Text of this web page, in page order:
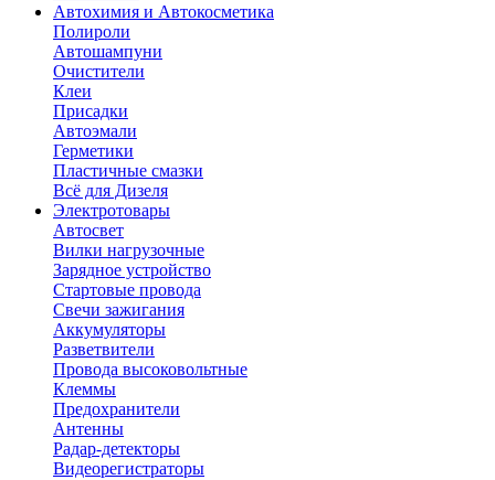
Автохимия и Автокосметика
Полироли
Автошампуни
Очистители
Клеи
Присадки
Автоэмали
Герметики
Пластичные смазки
Всё для Дизеля
Электротовары
Автосвет
Вилки нагрузочные
Зарядное устройство
Стартовые провода
Свечи зажигания
Аккумуляторы
Разветвители
Провода высоковольтные
Клеммы
Предохранители
Антенны
Радар-детекторы
Видеорегистраторы